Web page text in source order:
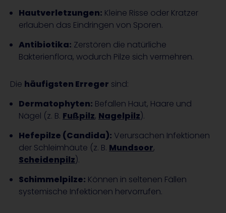
Hautverletzungen: Kleine Risse oder Kratzer
erlauben das Eindringen von Sporen.
Antibiotika: Zerstören die natürliche
Bakterienflora, wodurch Pilze sich vermehren.
Die häufigsten Erreger sind:
Dermatophyten: Befallen Haut, Haare und
Nägel (z. B. Fußpilz, Nagelpilz).
Hefepilze (Candida): Verursachen Infektionen
der Schleimhäute (z. B. Mundsoor,
Scheidenpilz).
Schimmelpilze: Können in seltenen Fällen
systemische Infektionen hervorrufen.